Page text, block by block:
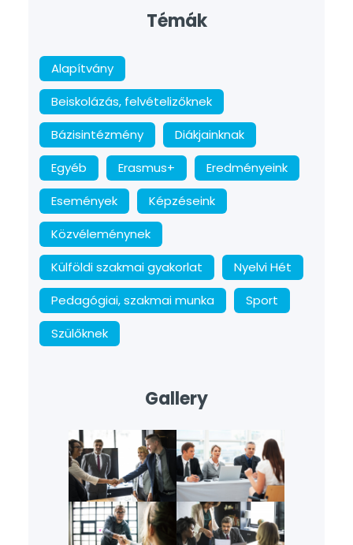
Témák
Alapítvány
Beiskolázás, felvételizőknek
Bázisintézmény
Diákjainknak
Egyéb
Erasmus+
Eredményeink
Események
Képzéseink
Közvéleménynek
Külföldi szakmai gyakorlat
Nyelvi Hét
Pedagógiai, szakmai munka
Sport
Szülőknek
Gallery